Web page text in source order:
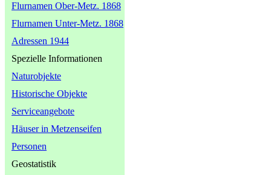
Flurnamen Ober-Metz. 1868
Flurnamen Unter-Metz. 1868
Adressen 1944
Spezielle Informationen
Naturobjekte
Historische Objekte
Serviceangebote
Häuser in Metzenseifen
Personen
Geostatistik